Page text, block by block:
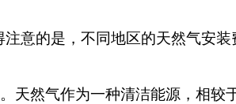
意的是，不同地区的天然气安
天然气作为一种清洁能源，相